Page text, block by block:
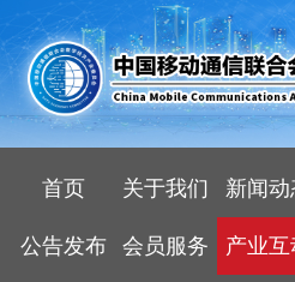
首页 关于我们 新闻动
公告发布 会员服务 产业互